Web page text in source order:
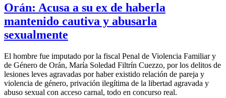
Orán: Acusa a su ex de haberla
mantenido cautiva y abusarla
sexualmente
El hombre fue imputado por la fiscal Penal de Violencia Familiar y
de Género de Orán, María Soledad Filtrín Cuezzo, por los delitos de
lesiones leves agravadas por haber existido relación de pareja y
violencia de género, privación ilegítima de la libertad agravada y
abuso sexual con acceso carnal, todo en concurso real.